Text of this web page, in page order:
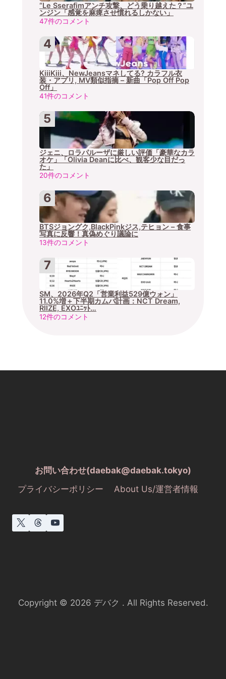
“Le Sserafimアンチ攻撃、どう乗り越えた？”ユ
ンジン「感覚を麻痺させ慣れるしかない」
47件のコメント
KiiiKiii、NewJeansマネしてる? カラフル衣
装・アプリ, MV類似指摘 – 新曲「Pop Off Pop
Off」
41件のコメント
ジェニ、ロラパルーザに厳しい評価「豪華なカラ
オケ」「Olivia Deanに比べ、観客少な目だっ
た」
20件のコメント
BTSジョングク,BlackPinkジス,テヒョン – 食事
写真に反響！真偽めぐり議論に
13件のコメント
SM、2026年Q2「営業利益529億ウォン」
11.0%増＋下半期カムバ計画：NCT Dream,
RIIZE, EXOﾕﾆｯﾄ…
12件のコメント
お問い合わせ(daebak@daebak.tokyo)
プライバシーポリシー
About Us/運営者情報
Copyright © 2026 デバク . All Rights Reserved.